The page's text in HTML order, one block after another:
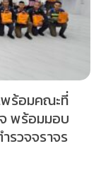
พร้อมคณะที่
จ พร้อมมอบ
รวจจราจร